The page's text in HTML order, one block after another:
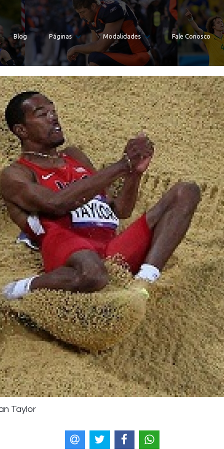
Blog Páginas Modalidades Fale Conosco
Taylor